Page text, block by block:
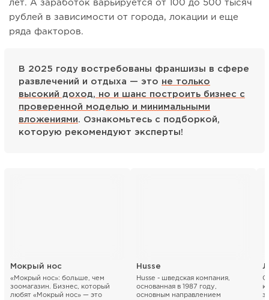
лет. А заработок варьируется от 100 до 500 тысяч
рублей в зависимости от города, локации и еще
ряда факторов.
В 2025 году востребованы франшизы в сфере
развлечений и отдыха — это не только
высокий доход, но и шанс построить бизнес с
проверенной моделью и минимальными
вложениями. Ознакомьтесь с подборкой,
которую рекомендуют эксперты!
Мокрый нос
«Мокрый нос»: больше, чем
зоомагазин. Бизнес, который
любят «Мокрый нос» — это
Husse
Husse - шведская компания,
основанная в 1987 году,
основным направлением